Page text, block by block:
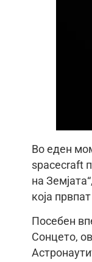
Во еден
spacecraft
на
која
Посебен
Сонцето,